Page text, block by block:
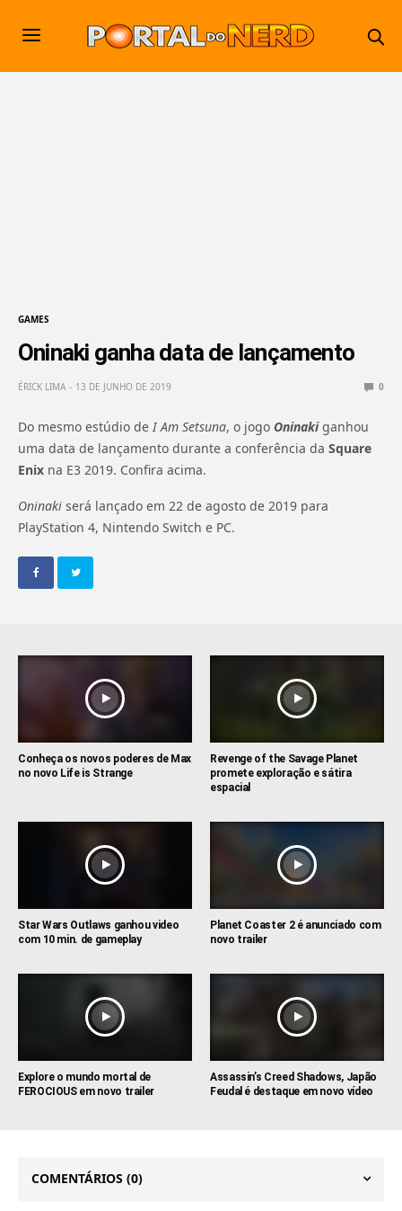
GAMES
Oninaki ganha data de lançamento
ÉRICK LIMA 13 DE JUNHO DE 2019 0
Do mesmo estúdio de I Am Setsuna, o jogo Oninaki ganhou
uma data de lançamento durante a conferência daSquare
Enix na E3 2019. Confira acima.
Oninaki será lançado em 22 de agosto de 2019 para
PlayStation 4, Nintendo Switch e PC.
Conheça os novos poderes de Max
no novo Life is Strange
Revenge of the Savage Planet
promete exploração e sátira
espacial
Star Wars Outlaws ganhou video
com 10 min. de gameplay
Planet Coaster 2 é anunciado com
novo trailer
Explore o mundo mortal de
FEROCIOUS em novo trailer
Assassin’s Creed Shadows, Japão
Feudal é destaque em novo vídeo
COMENTÁRIOS (0)